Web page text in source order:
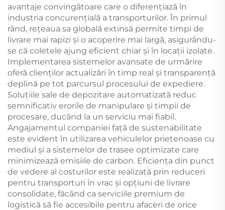
avantaje convingătoare care o diferențiază în
industria concurențială a transporturilor. În primul
rând, rețeaua sa globală extinsă permite timpi de
livrare mai rapizi și o acoperire mai largă, asigurându-
se că coletele ajung eficient chiar și în locații izolate.
Implementarea sistemelor avansate de urmărire
oferă clienților actualizări în timp real și transparență
deplină pe tot parcursul procesului de expediere.
Soluțiile sale de depozitare automatizată reduc
semnificativ erorile de manipulare și timpii de
procesare, ducând la un serviciu mai fiabil.
Angajamentul companiei față de sustenabilitate
este evident în utilizarea vehiculelor prietenoase cu
mediul și a sistemelor de trasee optimizate care
minimizează emisiile de carbon. Eficiența din punct
de vedere al costurilor este realizată prin reduceri
pentru transporturi în vrac și opțiuni de livrare
consolidate, făcând ca serviciile premium de
logistică să fie accesibile pentru afaceri de orice